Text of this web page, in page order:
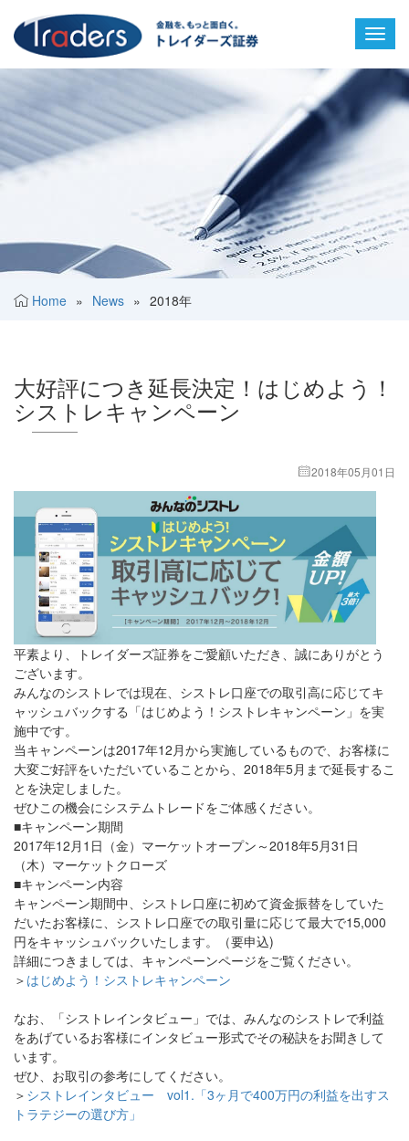
Home » News » 2018年
大好評につき延長決定！はじめよう！
シストレキャンペーン
2018年05月01日
平素より、トレイダーズ証券をご愛顧いただき、誠にありがとう
ございます。
みんなのシストレでは現在、シストレ口座での取引高に応じてキ
ャッシュバックする「はじめよう！シストレキャンペーン」を実
施中です。
当キャンペーンは2017年12月から実施しているもので、お客様に
大変ご好評をいただいていることから、2018年5月まで延長するこ
とを決定しました。
ぜひこの機会にシステムトレードをご体感ください。
■キャンペーン期間
2017年12月1日（金）マーケットオープン～2018年5月31日
（木）マーケットクローズ
■キャンペーン内容
キャンペーン期間中、シストレ口座に初めて資金振替をしていた
だいたお客様に、シストレ口座での取引量に応じて最大で15,000
円をキャッシュバックいたします。（要申込)
詳細につきましては、キャンペーンページをご覧ください。
＞ はじめよう！シストレキャンペーン
なお、「シストレインタビュー」では、みんなのシストレで利益
をあげているお客様にインタビュー形式でその秘訣をお聞きして
います。
ぜひ、お取引の参考にしてください。
＞ シストレインタビュー vol1.「3ヶ月で400万円の利益を出すス
トラテジーの選び方」